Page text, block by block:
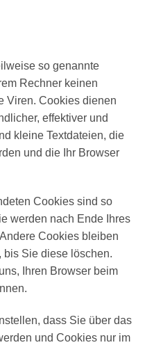
so genannte
Rechner keinen
Viren. Cookies dienen
effektiver und
kleine Textdateien, die
und die Ihr Browser
Cookies sind so
werden nach Ende Ihres
Cookies bleiben
bis Sie diese löschen.
Ihren Browser beim
dass Sie über das
und Cookies nur im